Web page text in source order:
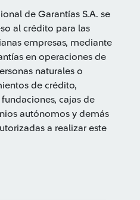
de Garantías S.A. se
al crédito para las
empresas, mediante
en operaciones de
naturales o
de crédito,
cajas de
autónomos y demás
a realizar este